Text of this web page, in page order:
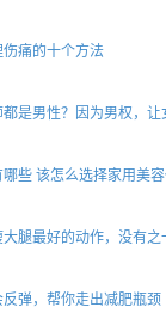
伤痛的十个方法
是男性？因为男权，
些 该怎么选择家用美
腿最好的动作，没有之
弹，帮你走出减肥瓶颈